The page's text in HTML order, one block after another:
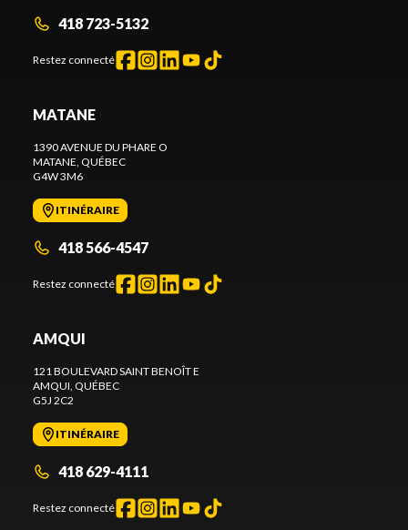
418 723-5132
Restez connecté
MATANE
1390 AVENUE DU PHARE O
MATANE, QUÉBEC
G4W 3M6
ITINÉRAIRE
418 566-4547
Restez connecté
AMQUI
121 BOULEVARD SAINT BENOÎT E
AMQUI, QUÉBEC
G5J 2C2
ITINÉRAIRE
418 629-4111
Restez connecté